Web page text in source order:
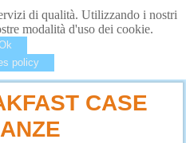
di qualità. Utilizzando i nostri
modalità d'uso dei cookie.
policy
CASE